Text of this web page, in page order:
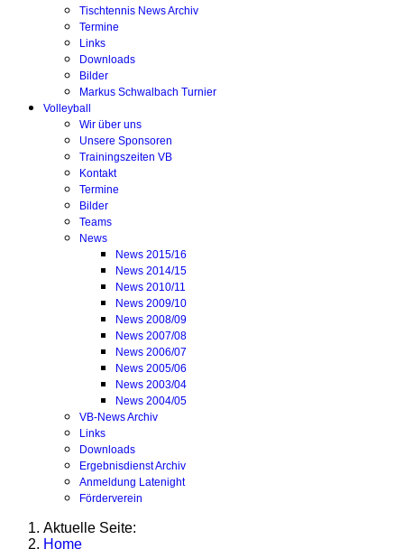
Tischtennis News Archiv
Termine
Links
Downloads
Bilder
Markus Schwalbach Turnier
Volleyball
Wir über uns
Unsere Sponsoren
Trainingszeiten VB
Kontakt
Termine
Bilder
Teams
News
News 2015/16
News 2014/15
News 2010/11
News 2009/10
News 2008/09
News 2007/08
News 2006/07
News 2005/06
News 2003/04
News 2004/05
VB-News Archiv
Links
Downloads
Ergebnisdienst Archiv
Anmeldung Latenight
Förderverein
Aktuelle Seite:
Home